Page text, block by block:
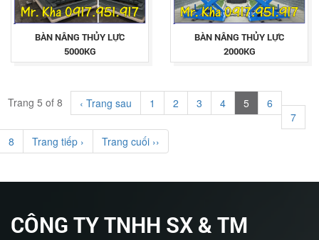
BÀN NÂNG THỦY LỰC
5000KG
BÀN NÂNG THỦY LỰC
2000KG
Trang 5 of 8 ‹ Trang sau 1 2 3 4 5
6
7
8
Trang tiếp › Trang cuối ››
CÔNG TY TNHH SX & TM